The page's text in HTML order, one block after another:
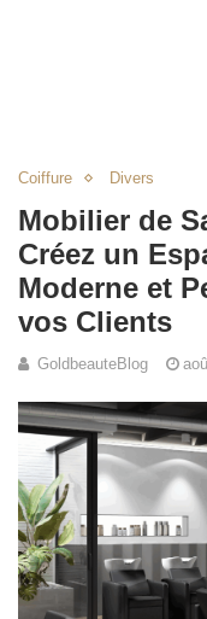
Coiffure Divers
Mobilier de
Créez un
Moderne et
vos Clients
GoldbeauteBlog